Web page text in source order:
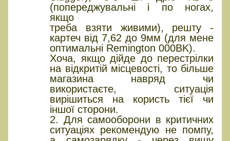
(попереджувальні і по ногах,
якщо
треба взяти живими), решту -
картеч від 7,62 до 9мм (для мене
оптимальні Remington 000BK).
Хоча, якщо дійде до перестрілки
на відкритій місцевості, то більше
магазина навряд чи
використаєте, ситуація
вирішиться на користь тієї чи
іншої сторони.
2. Для самооборони в критичних
ситуаціях рекомендую не помпу,